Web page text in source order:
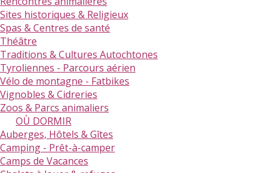
Sites historiques & Religieux
Spas & Centres de santé
Théâtre
Traditions & Cultures Autochtones
Tyroliennes - Parcours aérien
Vélo de montagne - Fatbikes
Vignobles & Cidreries
Zoos & Parcs animaliers
OÙ DORMIR
Auberges, Hôtels & Gîtes
Camping - Prêt-à-camper
Camps de Vacances